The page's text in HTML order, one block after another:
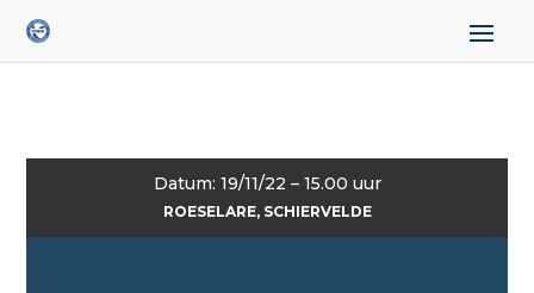
Datum: 19/11/22 – 15.00 uur
ROESELARE, SCHIERVELDE